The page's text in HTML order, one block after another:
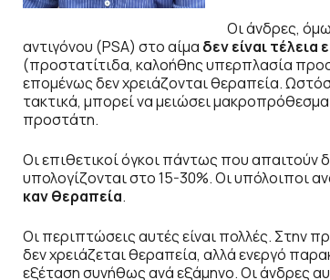
Οι άνδρες,
αντιγόνου (PSA) στο αίμα δεν είναι τέλεια
(προστατίτιδα, καλοήθης υπερπλασία
επομένως δεν χρειάζονται θεραπεία.
τακτικά, μπορεί να μειώσει
προστάτη.
Οι επιθετικοί όγκοι πάντως που απαιτούν
υπολογίζονται στο 15-30%. Οι υπόλοιποι
καν θεραπεία.
Οι περιπτώσεις αυτές είναι πολλές. Στην
δεν χρειάζεται θεραπεία, αλλά ενεργό
εξέταση συνήθως ανά εξάμηνο. Οι άνδρες